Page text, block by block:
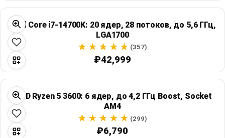
Intel Core i7-14700K: 20 ядер, 28 потоков, до 5,6 ГГц,
LGA1700
(357)
₽42,999
AMD Ryzen 5 3600: 6 ядер, до 4,2 ГГц Boost, Socket
AM4
(299)
₽6,790